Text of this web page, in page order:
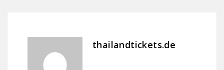
thailandtickets.de